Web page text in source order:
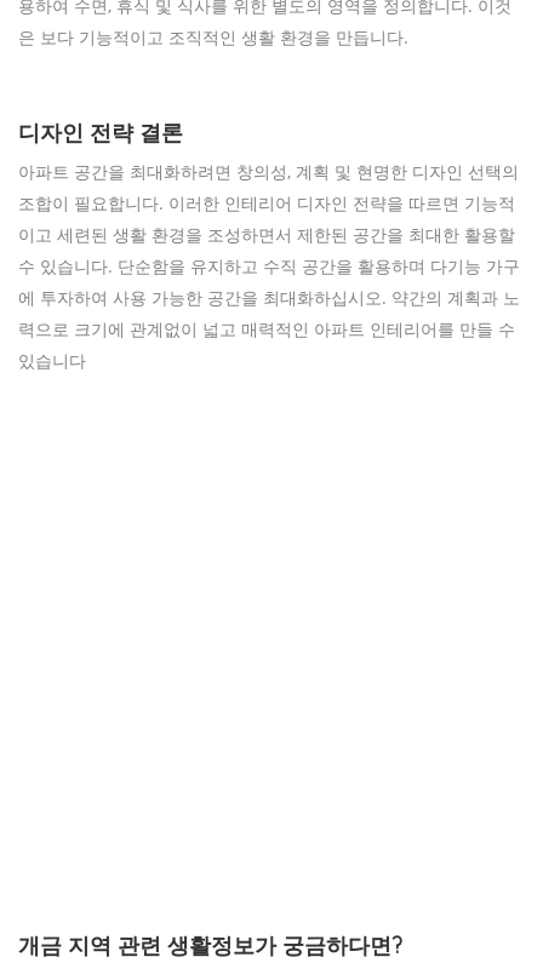
용하여 수면, 휴식 및 식사를 위한 별도의 영역을 정의합니다. 이것
은 보다 기능적이고 조직적인 생활 환경을 만듭니다.
디자인 전략 결론
아파트 공간을 최대화하려면 창의성, 계획 및 현명한 디자인 선택의
조합이 필요합니다. 이러한 인테리어 디자인 전략을 따르면 기능적
이고 세련된 생활 환경을 조성하면서 제한된 공간을 최대한 활용할
수 있습니다. 단순함을 유지하고 수직 공간을 활용하며 다기능 가구
에 투자하여 사용 가능한 공간을 최대화하십시오. 약간의 계획과 노
력으로 크기에 관계없이 넓고 매력적인 아파트 인테리어를 만들 수
있습니다
개금 지역 관련 생활정보가 궁금하다면?